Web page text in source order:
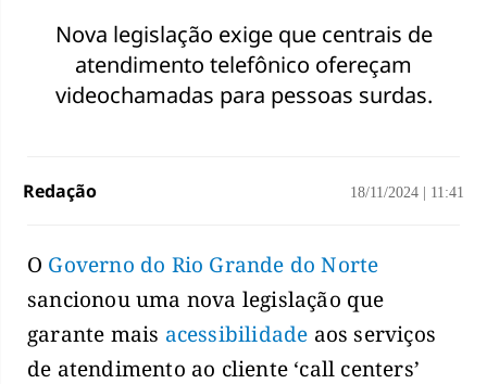
Nova legislação exige que centrais de
atendimento telefônico ofereçam
videochamadas para pessoas surdas.
Redação 18/11/2024 11:41
O Governo do Rio Grande do Norte
sancionou uma nova legislação que
garante mais acessibilidade aos serviços
de atendimento ao cliente ‘call centers’